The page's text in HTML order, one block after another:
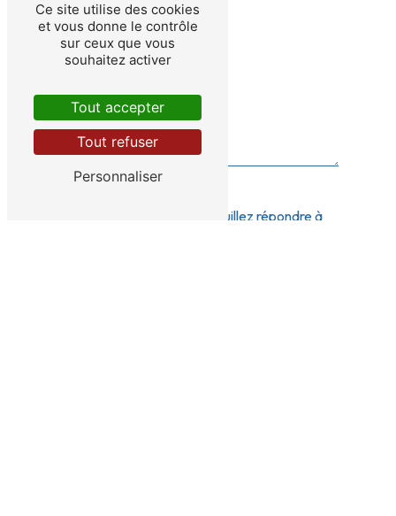
Vous n'êtes pas un robot, veuillez répondre à
Ce site utilise des cookies
et vous donne le contrôle
sur ceux que vous
souhaitez activer
Tout accepter
Tout refuser
Personnaliser